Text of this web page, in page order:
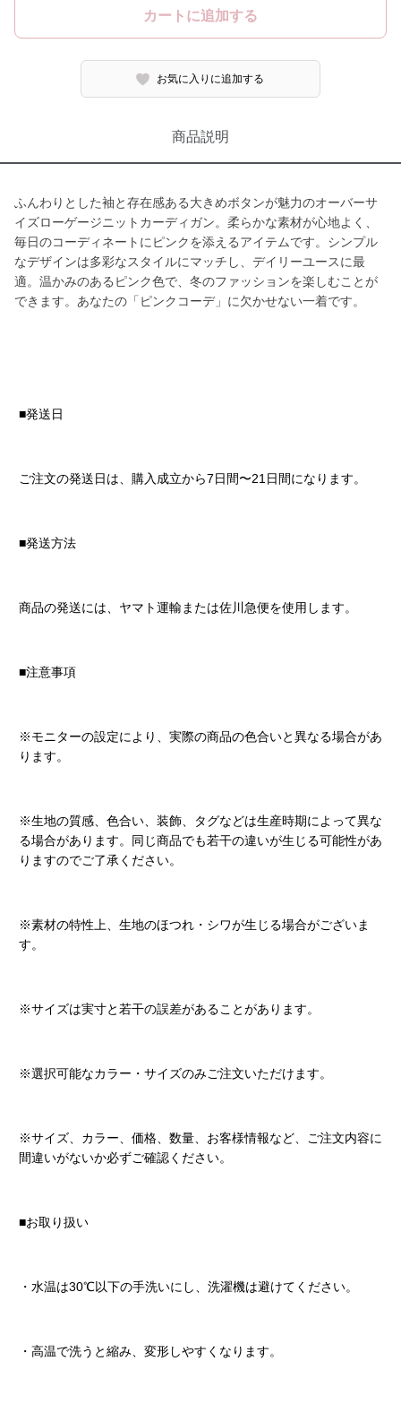
カートに追加する
お気に入りに追加する
商品説明
ふんわりとした袖と存在感ある大きめボタンが魅力のオーバーサ
イズローゲージニットカーディガン。柔らかな素材が心地よく、
毎日のコーディネートにピンクを添えるアイテムです。シンプル
なデザインは多彩なスタイルにマッチし、デイリーユースに最
適。温かみのあるピンク色で、冬のファッションを楽しむことが
できます。あなたの「ピンクコーデ」に欠かせない一着です。
■発送日
ご注文の発送日は、購入成立から7日間〜21日間になります。
■発送方法
商品の発送には、ヤマト運輸または佐川急便を使用します。
■注意事項
※モニターの設定により、実際の商品の色合いと異なる場合があ
ります。
※生地の質感、色合い、装飾、タグなどは生産時期によって異な
る場合があります。同じ商品でも若干の違いが生じる可能性があ
りますのでご了承ください。
※素材の特性上、生地のほつれ・シワが生じる場合がございま
す。
※サイズは実寸と若干の誤差があることがあります。
※選択可能なカラー・サイズのみご注文いただけます。
※サイズ、カラー、価格、数量、お客様情報など、ご注文内容に
間違いがないか必ずご確認ください。
■お取り扱い
・水温は30℃以下の手洗いにし、洗濯機は避けてください。
・高温で洗うと縮み、変形しやすくなります。